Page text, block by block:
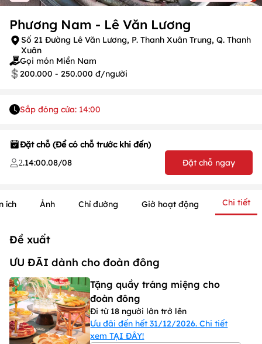
Phương Nam - Lê Văn Lương
Số 21 Đường Lê Văn Lương, P. Thanh Xuân Trung, Q. Thanh
Xuân
Gọi món Miền Nam
200.000 - 250.000 đ/người
Sắp đóng cửa: 14:00
Đặt chỗ (Để có chỗ trước khi đến)
2.14:00.08/08 Đặt chỗ ngay
ích Ảnh Chỉ đường Giờ hoạt động Chi tiết
Đề xuất
ƯU ĐÃI dành cho đoàn đông
Tặng quầy tráng miệng cho
đoàn đông
Đi từ 18 người lớn trở lên
Ưu đãi đến hết 31/12/2026. Chi tiết
xem TẠI ĐÂY!
/1